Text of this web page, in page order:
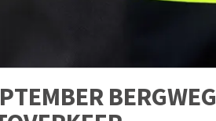
BERGWEG